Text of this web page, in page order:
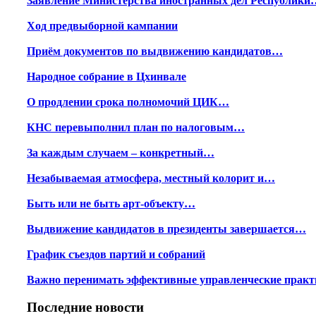
Ход предвыборной кампании
Приём документов по выдвижению кандидатов…
Народное собрание в Цхинвале
О продлении срока полномочий ЦИК…
КНС перевыполнил план по налоговым…
За каждым случаем – конкретный…
Незабываемая атмосфера, местный колорит и…
Быть или не быть арт-объекту…
Выдвижение кандидатов в президенты завершается…
График съездов партий и собраний
Важно перенимать эффективные управленческие
Последние новости